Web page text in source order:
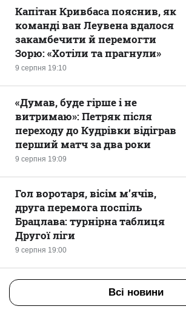
9 серпня 19:10
Капітан Кривбаса пояснив, як
команді ван Леувена вдалося
закамбечити й перемогти
Зорю: «Хотіли та прагнули»
9 серпня 19:09
«Думав, буде гірше і не
витримаю»: Петряк після
переходу до Кудрівки відіграв
перший матч за два роки
9 серпня 19:00
Гол воротаря, вісім м’ячів,
друга перемога поспіль
Брацлава: турнірна таблиця
Другої ліги
Всі новини